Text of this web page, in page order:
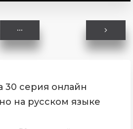
30 серия онлайн
на русском языке